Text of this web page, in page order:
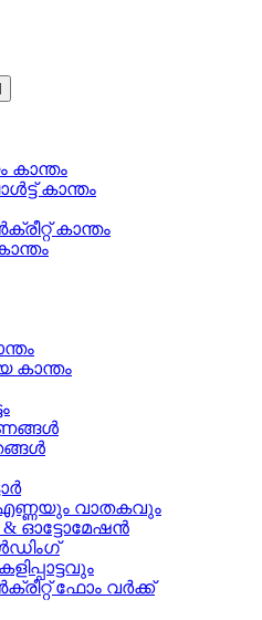
കാന്തം
കാന്തം
കാന്തം
വാതകവും
ഓട്ടോമേഷൻ
ഫോം വർക്ക്